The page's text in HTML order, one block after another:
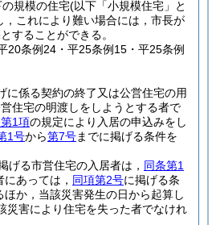
規模の住宅(以下「小規模住宅」と
，これにより難い場合には，市長が
することができる。
20条例24・平25条例15・平25条例
に係る契約の終了又は公営住宅の用
住宅の明渡しをしようとする者で
1項の規定により入居の申込みをし
1号から第7号までに掲げる条件を
げる市営住宅の入居者は， 同条第1
にあっては， 同項第2号に掲げる条
ほか，当該災害発生の日から起算し
災害により住宅を失った者でなけれ